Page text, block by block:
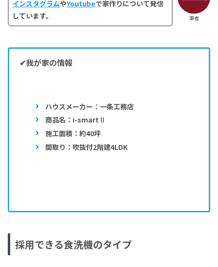
筆者
インスタグラムやYoutubeで家作りについて発信
しています。
✔我が家の情報
ハウスメーカー：一条工務店
商品名：i-smartⅡ
施工面積：約40坪
間取り：吹抜付2階建4LDK
採用できる食洗機のタイプ